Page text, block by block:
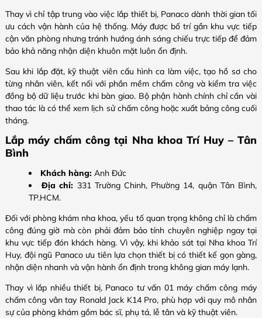
Thay vì chỉ tập trung vào việc lắp thiết bị, Panaco dành thời gian tối
ưu cách vận hành của hệ thống. Máy được bố trí gần khu vực tiếp
cận văn phòng nhưng tránh hướng ánh sáng chiếu trực tiếp để đảm
bảo khả năng nhận diện khuôn mặt luôn ổn định.
Sau khi lắp đặt, kỹ thuật viên cấu hình ca làm việc, tạo hồ sơ cho
từng nhân viên, kết nối với phần mềm chấm công và kiểm tra việc
đồng bộ dữ liệu trước khi bàn giao. Bộ phận hành chính chỉ cần vài
thao tác là có thể xem lịch sử chấm công hoặc xuất bảng công cuối
tháng.
Lắp máy chấm công tại Nha khoa Trí Huy – Tân
Bình
Khách hàng: Anh Đức
Địa chỉ: 331 Trường Chinh, Phường 14, quận Tân Bình,
TP.HCM.
Đối với phòng khám nha khoa, yếu tố quan trọng không chỉ là chấm
công đúng giờ mà còn phải đảm bảo tính chuyên nghiệp ngay tại
khu vực tiếp đón khách hàng. Vì vậy, khi khảo sát tại Nha khoa Trí
Huy, đội ngũ Panaco ưu tiên lựa chọn thiết bị có thiết kế gọn gàng,
nhận diện nhanh và vận hành ổn định trong không gian máy lạnh.
Thay vì lắp nhiều thiết bị, Panaco tư vấn 01 máy chấm công máy
chấm công vân tay Ronald Jack K14 Pro, phù hợp với quy mô nhân
sự của phòng khám gồm bác sĩ, phụ tá, lễ tân và kỹ thuật viên.